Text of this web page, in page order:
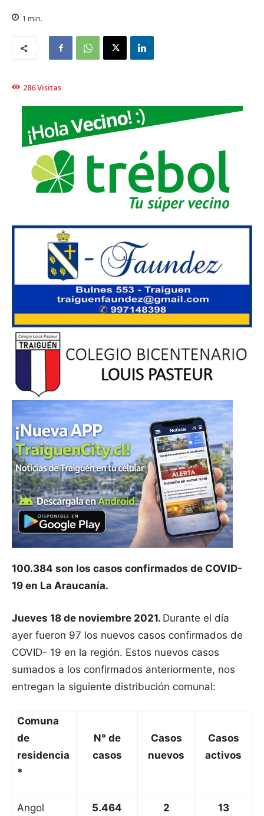
1 min.
286Visitas
100.384 son los casos confirmados de COVID-
19 en La Araucanía.
Jueves 18 de noviembre 2021. Durante el día
ayer fueron 97 los nuevos casos confirmados de
COVID- 19 en la región. Estos nuevos casos
sumados a los confirmados anteriormente, nos
entregan la siguiente distribución comunal:
Comuna
de
residencia
*
N° de
casos
Casos
nuevos
Casos
activos
Angol 5.464 2 13